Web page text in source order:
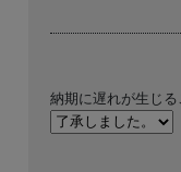
納期に遅れが生じる